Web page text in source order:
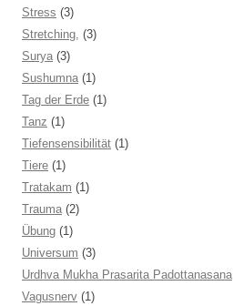
Stress (3)
Stretching, (3)
Surya (3)
Sushumna (1)
Tag der Erde (1)
Tanz (1)
Tiefensensibilität (1)
Tiere (1)
Tratakam (1)
Trauma (2)
Übung (1)
Universum (3)
Urdhva Mukha Prasarita Padottanasana
Vagusnerv (1)